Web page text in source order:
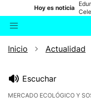
Hoy es noticia
en
Buscador
Inicio Actualidad
Escuchar
MERCADO ECOLÓGICO Y